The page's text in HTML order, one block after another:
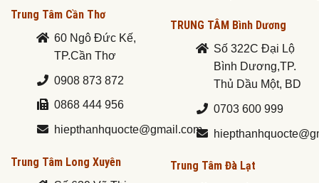
Trung Tâm Cần Thơ
60 Ngô Đức Kế,
TP.Cần Thơ
0908 873 872
0868 444 956
hiepthanhquocte@gmail.com
Trung Tâm Long Xuyên
TRUNG TÂM Bình Dương
Số 322C Đại Lộ
Bình Dương,TP.
Thủ Dầu Một, BD
0703 600 999
Trung Tâm Đà Lạt